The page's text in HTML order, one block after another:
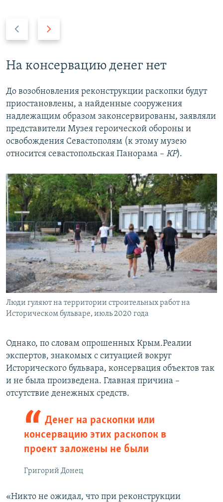
д
д
щ
а
й
д
д
ю
й
д
На консервацию денег нет
До возобновления реконструкции раскопки будут
приостановлены, а найденные сооружения
надлежащим образом законсервированы, заявляли
представители Музея героической обороны и
освобождения Севастополям (к этому музею
относится севастопольская Панорама – КР).
Люди гуляют на территории строительных работ на
Историческом бульваре, июль 2020 года
Однако, по словам опрошенных Крым.Реалии
экспертов, знакомых с ситуацией вокруг
Исторического бульвара, консервация объектов так
и не была произведена. Главная причина –
отсутствие денежных средств.
Денег на раскопки или
консервацию этих раскопок в
проект заложены не были
Григорий Донец
«Никто не ожидал, что при реконструкции